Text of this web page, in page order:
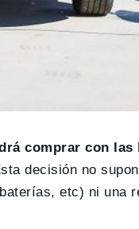
comprar con
decisión no
etc) ni una